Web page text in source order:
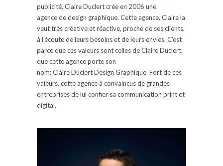
publicité, ClaireDuclertcrée en 2006 une
agencede design graphique. Cette agence, Claire la
veut très créative et réactive, proche de ses clients,
à l’écoute de leurs besoins et de leurs envies. C’est
parce que ces valeurs sont celles de ClaireDuclert,
que cette agence porte son
nom:ClaireDuclertDesign Graphique. Fort de ces
valeurs, cette agence à convaincus de grandes
entreprises de lui confier sa communication printet
digital.